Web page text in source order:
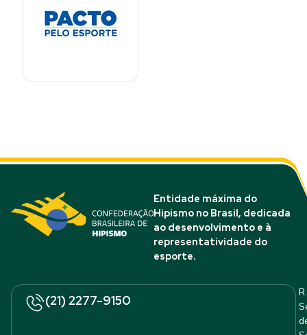
Entidade máxima do
Hipismo no Brasil, dedicada
ao desenvolvimento e à
representatividade do
esporte.
(21) 2277-9150
R.